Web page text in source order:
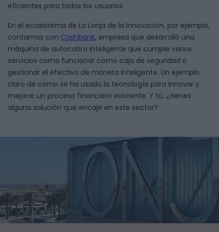
eficientes para todos los usuarios.
En el ecosistema de La Lonja de la Innovación, por ejemplo,
contamos con Cashbank, empresa que desarrolló una
máquina de autocobro inteligente que cumple varios
servicios como funcionar como caja de seguridad o
gestionar el efectivo de manera inteligente. Un ejemplo
claro de cómo se ha usado la tecnología para innovar y
mejorar un proceso financiero existente. Y tú, ¿tienes
alguna solución que encaje en este sector?